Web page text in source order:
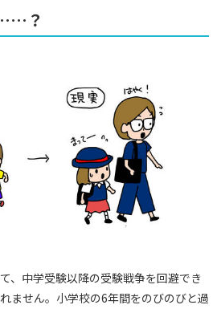
？
、中学受験以降の受験戦争を回避でき
ません。小学校の6年間をのびのびと過